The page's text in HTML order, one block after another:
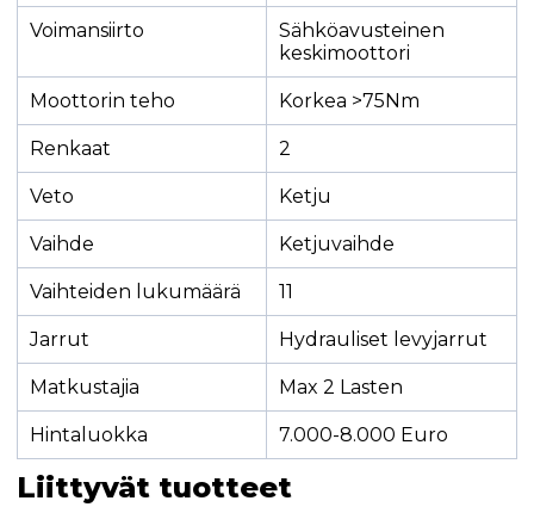
Voimansiirto
Sähköavusteinen
keskimoottori
Moottorin teho Korkea >75Nm
Renkaat 2
Veto Ketju
Vaihde Ketjuvaihde
Vaihteiden lukumäärä 11
Jarrut Hydrauliset levyjarrut
Matkustajia Max 2 Lasten
Hintaluokka 7.000-8.000 Euro
Liittyvät tuotteet